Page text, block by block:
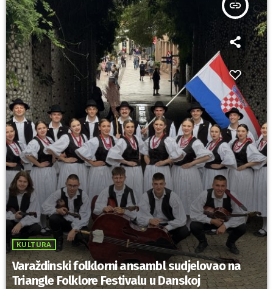
insert_link
KULTURA
Varaždinski folklorni ansambl sudjelovao na
Triangle Folklore Festivalu u Danskoj